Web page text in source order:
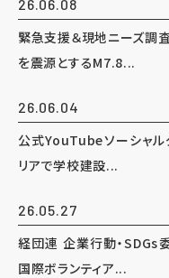
26.06.08
緊急支援＆現地ニーズ調
を震源とするM7.8...
26.06.04
公式YouTubeソーシャル
リアで学校建設...
26.05.27
経団連 企業行動・SDGs
国際ボランティア...